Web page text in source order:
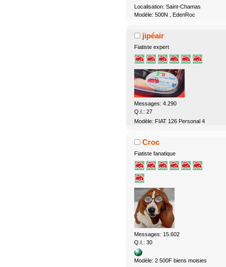
Localisation: Saint-Chamas
Modèle: 500N , EdenRoc
jipéair
Fiatiste expert
Messages: 4.290
Q.I.: 27
Modèle: FIAT 126 Personal 4
Croc
Fiatiste fanatique
Messages: 15.602
Q.I.: 30
Modèle: 2 500F biens moisies